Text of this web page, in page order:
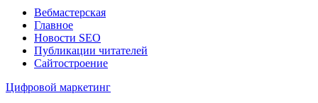
Вебмастерская
Главное
Новости SEO
Публикации читателей
Сайтостроение
Цифровой маркетинг